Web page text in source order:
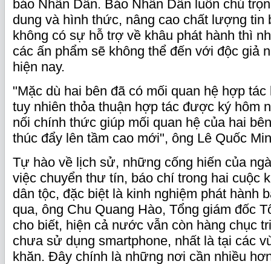
báo Nhân Dân. Báo Nhân Dân luôn chú
dung và hình thức, nâng cao chất lượng tin
không có sự hỗ trợ về khâu phát hành thì
các ấn phẩm sẽ không thể đến với độc giả
hiện nay.
"Mặc dù hai bên đã có mối quan hệ hợp
tuy nhiên thỏa thuận hợp tác được ký hôm
nối chính thức giúp mối quan hệ của hai
thúc đẩy lên tầm cao mới", ông Lê Quốc
Tự hào về lịch sử, những cống hiến của
việc chuyển thư tín, báo chí trong hai cuộc
dân tộc, đặc biệt là kinh nghiệm phát hành
qua, ông Chu Quang Hào, Tổng giám đốc
cho biết, hiện cả nước vẫn còn hàng chục
chưa sử dụng smartphone, nhất là tại các
khăn. Đây chính là những nơi cần nhiều